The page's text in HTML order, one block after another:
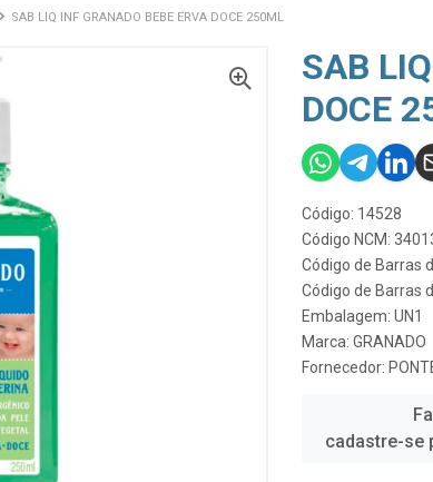
SAB LIQ INF GRANADO BEBE ERVA DOCE 250ML
SAB
DOCE
Código: 14528
Código NCM:
Código de Barras
Código de Barras
Embalagem: UN1
Marca: GRANADO
Fornecedor:
cadastre-se